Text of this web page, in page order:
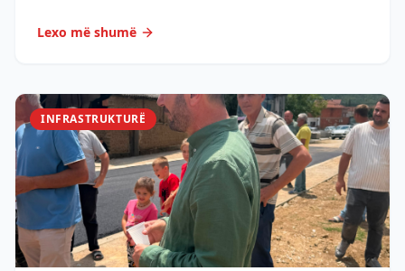
Lexo më shumë
INFRASTRUKTURË